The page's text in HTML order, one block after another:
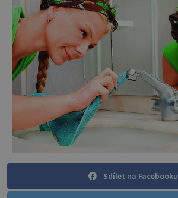
Sdílet na Facebooku